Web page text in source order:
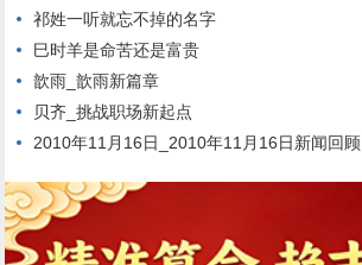
祁姓一听就忘不掉的名字
巳时羊是命苦还是富贵
歆雨_歆雨新篇章
贝齐_挑战职场新起点
2010年11月16日_2010年11月16日新闻回顾